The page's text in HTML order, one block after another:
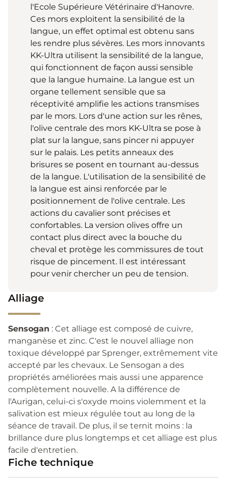
l'Ecole Supérieure Vétérinaire d'Hanovre.
Ces mors exploitent la sensibilité de la
langue, un effet optimal est obtenu sans
les rendre plus sévères. Les mors innovants
KK-Ultra utilisent la sensibilité de la langue,
qui fonctionnent de façon aussi sensible
que la langue humaine. La langue est un
organe tellement sensible que sa
réceptivité amplifie les actions transmises
par le mors. Lors d'une action sur les rênes,
l'olive centrale des mors KK-Ultra se pose à
plat sur la langue, sans pincer ni appuyer
sur le palais. Les petits anneaux des
brisures se posent en tournant au-dessus
de la langue. L'utilisation de la sensibilité de
la langue est ainsi renforcée par le
positionnement de l'olive centrale. Les
actions du cavalier sont précises et
confortables. La version olives offre un
contact plus direct avec la bouche du
cheval et protège les commissures de tout
risque de pincement. Il est intéressant
pour venir chercher un peu de tension.
Alliage
Sensogan : Cet alliage est composé de cuivre,
manganèse et zinc. C'est le nouvel alliage non
toxique développé par Sprenger, extrêmement vite
accepté par les chevaux. Le Sensogan a des
propriétés améliorées mais aussi une apparence
complètement nouvelle. A la différence de
l'Aurigan, celui-ci s'oxyde moins violemment et la
salivation est mieux régulée tout au long de la
séance de travail. De plus, il se ternit moins : la
brillance dure plus longtemps et cet alliage est plus
facile d'entretien.
Fiche technique